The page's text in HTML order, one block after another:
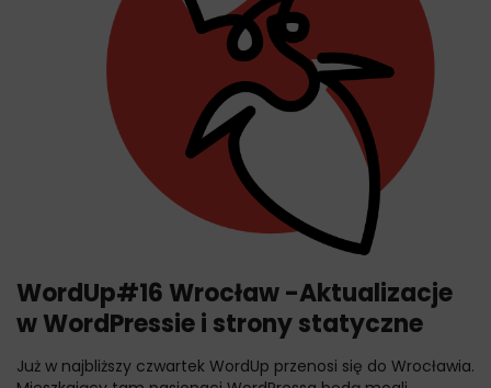
WordUp#16 Wrocław -Aktualizacje
w WordPressie i strony statyczne
Już w najbliższy czwartek WordUp przenosi się do Wrocławia.